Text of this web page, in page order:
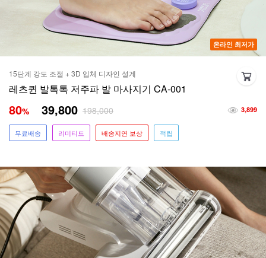
온라인 최저가
15단계 강도 조절 + 3D 입체 디자인 설계
레츠퀸 발톡톡 저주파 발 마사지기 CA-001
3,899
80% 39,800 198,000
무료배송 리미티드 배송지연 보상 적립